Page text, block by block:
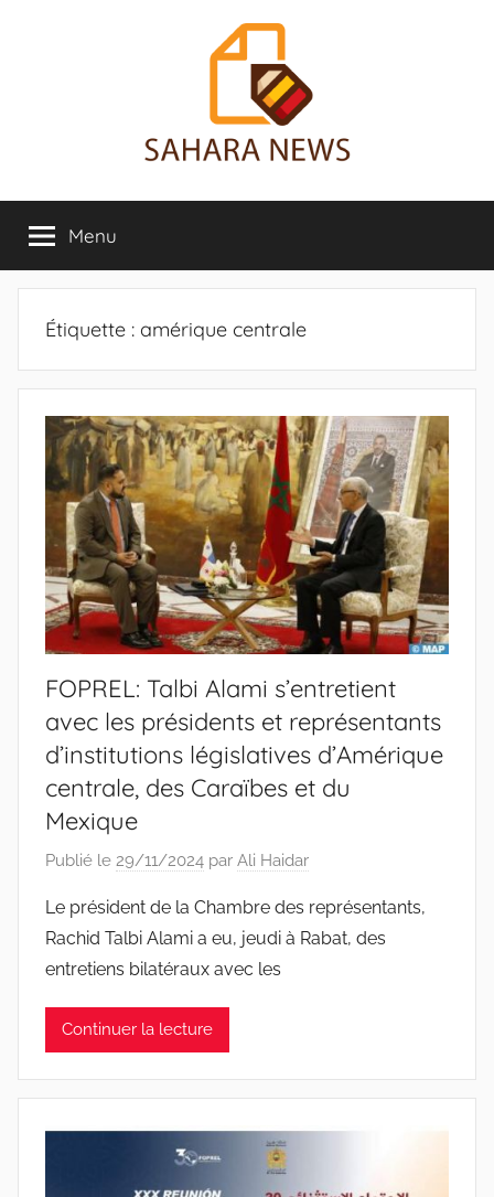
Sahara
News
sur
le
Sahara
révélée
Menu
Étiquette : amérique centrale
FOPREL: Talbi Alami s’entretient
avec les présidents et représentants
d’institutions législatives d’Amérique
centrale, des Caraïbes et du
Mexique
Publié le 29/11/2024 par Ali Haidar
Le président de la Chambre des représentants,
Rachid Talbi Alami a eu, jeudi à Rabat, des
entretiens bilatéraux avec les
Continuer la lecture